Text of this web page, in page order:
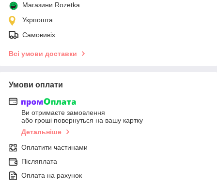
Магазини Rozetka
Укрпошта
Самовивіз
Всі умови доставки
Умови оплати
Ви отримаєте замовлення
або гроші повернуться на вашу картку
Детальніше
Оплатити частинами
Післяплата
Оплата на рахунок